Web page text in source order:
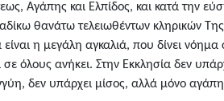
Αγάπης και Ελπίδος, και κατά την
θανάτω τελειωθέντων κληρικών
η μεγάλη αγκαλιά, που δίνει
όλους ανήκει. Στην Εκκλησία δεν
δεν υπάρχει μίσος, αλλά μόνο